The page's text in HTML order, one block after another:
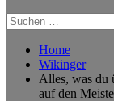
Suchen
nach:
Home
Wikinger
Alles, was du
auf den